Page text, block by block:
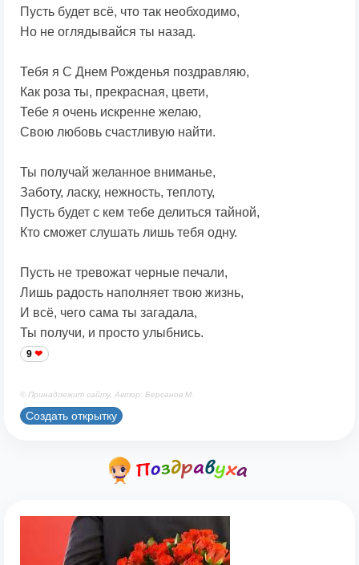
Пусть будет всё, что так необходимо,
Но не оглядывайся ты назад.
Тебя я С Днем Рожденья поздравляю,
Как роза ты, прекрасная, цвети,
Тебе я очень искренне желаю,
Свою любовь счастливую найти.
Ты получай желанное вниманье,
Заботу, ласку, нежность, теплоту,
Пусть будет с кем тебе делиться тайной,
Кто сможет слушать лишь тебя одну.
Пусть не тревожат черные печали,
Лишь радость наполняет твою жизнь,
И всё, чего сама ты загадала,
Ты получи, и просто улыбнись.
9
© Принадлежит сайту. Автор: Берсанов М.
Создать открытку